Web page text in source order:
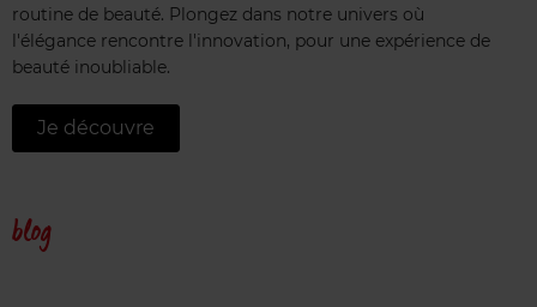
routine de beauté. Plongez dans notre univers où
l'élégance rencontre l'innovation, pour une expérience de
beauté inoubliable.
Je découvre
blog